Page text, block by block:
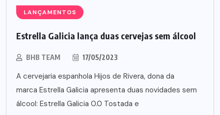
LANÇAMENTOS
Estrella Galicia lança duas cervejas sem álcool
BHB TEAM 17/05/2023
A cervejaria espanhola Hijos de Rivera, dona da
marca Estrella Galicia apresenta duas novidades sem
álcool: Estrella Galicia 0.0 Tostada e